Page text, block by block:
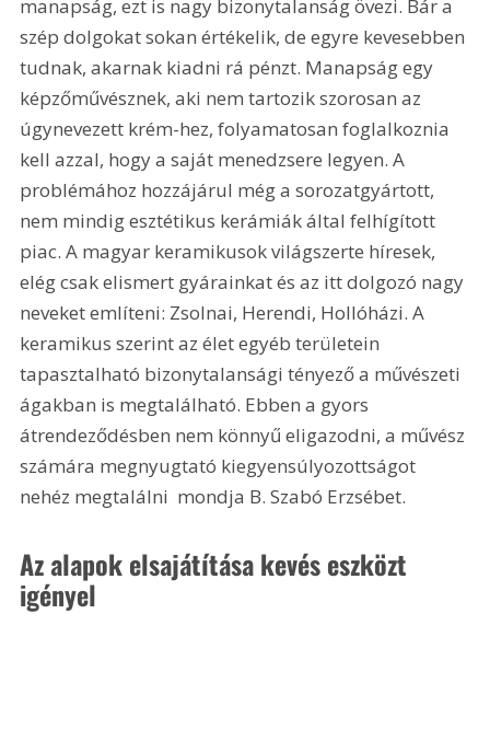
manapság, ezt is nagy bizonytalanság övezi. Bár a
szép dolgokat sokan értékelik, de egyre kevesebben
tudnak, akarnak kiadni rá pénzt. Manapság egy
képzőművésznek, aki nem tartozik szorosan az
úgynevezett krém-hez, folyamatosan foglalkoznia
kell azzal, hogy a saját menedzsere legyen. A
problémához hozzájárul még a sorozatgyártott,
nem mindig esztétikus kerámiák által felhígított
piac. A magyar keramikusok világszerte híresek,
elég csak elismert gyárainkat és az itt dolgozó nagy
neveket említeni: Zsolnai, Herendi, Hollóházi. A
keramikus szerint az élet egyéb területein
tapasztalható bizonytalansági tényező a művészeti
ágakban is megtalálható. Ebben a gyors
átrendeződésben nem könnyű eligazodni, a művész
számára megnyugtató kiegyensúlyozottságot
nehéz megtalálni  mondja B. Szabó Erzsébet.
Az alapok elsajátítása kevés eszközt
igényel